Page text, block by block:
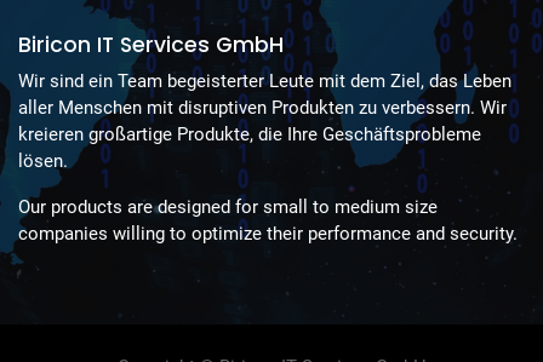
Biricon IT Services GmbH
Wir sind ein Team begeisterter Leute mit dem Ziel, das Leben
aller Menschen mit disruptiven Produkten zu verbessern. Wir
kreieren großartige Produkte, die Ihre Geschäftsprobleme
lösen.
Our products are designed for small to medium size
companies willing to optimize their performance and security.